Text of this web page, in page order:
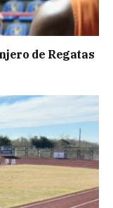
de Regatas